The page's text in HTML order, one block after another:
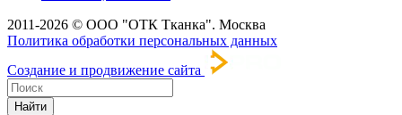
2011-2026 © ООО "ОТК Тканка". Москва
Политика обработки персональных данных
Создание и продвижение сайта
Найти